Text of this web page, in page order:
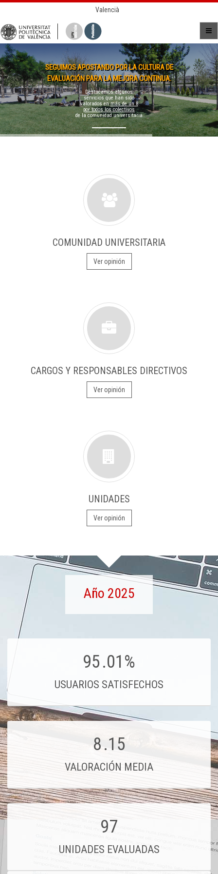
Valencià
SEGUIMOS APOSTANDO POR LA CULTURA DE
EVALUACIÓN PARA LA MEJORA CONTINUA.
Destacamos algunos
servicios que han sido
valorados enmás de un 8
por todos los colectivos
de la comunidad universitaria
COMUNIDAD UNIVERSITARIA
Ver opinión
CARGOS Y RESPONSABLES DIRECTIVOS
Ver opinión
UNIDADES
Ver opinión
Año 2025
95.01%
USUARIOS SATISFECHOS
8.15
VALORACIÓN MEDIA
97
UNIDADES EVALUADAS